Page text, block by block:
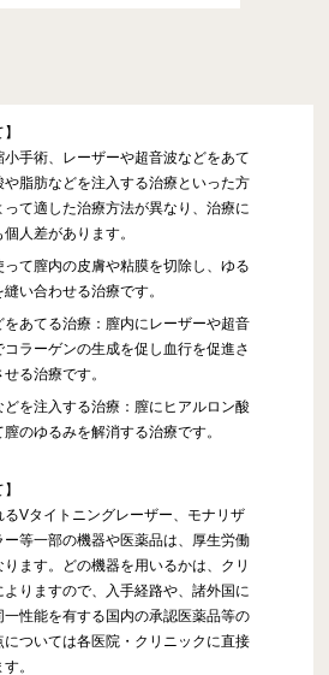
手術、レーザーや超音波などをあて
脂肪などを注入する治療といった方
て適した治療方法が異なり、治療に
人差があります。
て膣内の皮膚や粘膜を切除し、ゆる
い合わせる治療です。
あてる治療：膣内にレーザーや超音
ラーゲンの生成を促し血行を促進さ
る治療です。
どを注入する治療：膣にヒアルロン酸
のゆるみを解消する治療です。
Vタイトニングレーザー、モナリザ
等一部の機器や医薬品は、厚生労働
ます。どの機器を用いるかは、クリ
りますので、入手経路や、諸外国に
性能を有する国内の承認医薬品等の
ついては各医院・クリニックに直接
。